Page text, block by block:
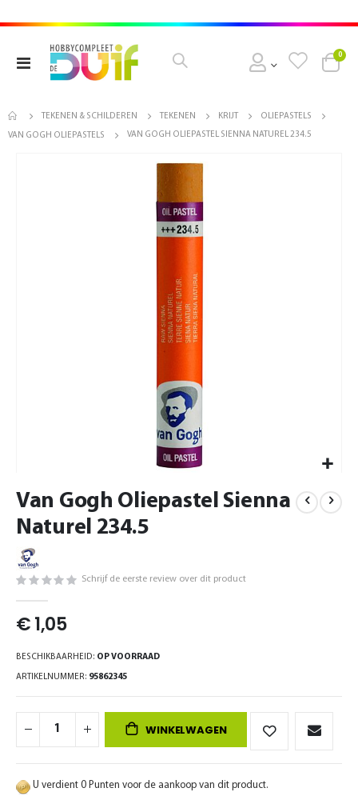
Toggle
Cart
0
TEKENEN & SCHILDEREN TEKENEN KRIJT OLIEPASTELS
VAN GOGH OLIEPASTELS VAN GOGH OLIEPASTEL SIENNA NATUREL 234.5
naar
begin
van
de
afbeeldingen-
gallerij
Van Gogh Oliepastel Sienna
Naturel 234.5
Schrijf de eerste review over dit product
€ 1,05
BESCHIKBAARHEID: OP VOORRAAD
ARTIKELNUMMER 95862345
WINKELWAGEN
U verdient 0 Punten voor de aankoop van dit product.